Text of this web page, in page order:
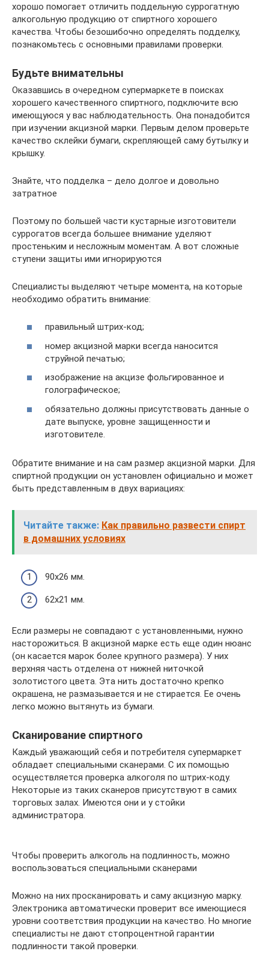
хорошо помогает отличить поддельную суррогатную
алкогольную продукцию от спиртного хорошего
качества. Чтобы безошибочно определять подделку,
познакомьтесь с основными правилами проверки.
Будьте внимательны
Оказавшись в очередном супермаркете в поисках
хорошего качественного спиртного, подключите всю
имеющуюся у вас наблюдательность. Она понадобится
при изучении акцизной марки. Первым делом проверьте
качество склейки бумаги, скрепляющей саму бутылку и
крышку.
Знайте, что подделка – дело долгое и довольно
затратное
Поэтому по большей части кустарные изготовители
суррогатов всегда большее внимание уделяют
простеньким и несложным моментам. А вот сложные
ступени защиты ими игнорируются
Специалисты выделяют четыре момента, на которые
необходимо обратить внимание:
правильный штрих-код;
номер акцизной марки всегда наносится
струйной печатью;
изображение на акцизе фольгированное и
голографическое;
обязательно должны присутствовать данные о
дате выпуске, уровне защищенности и
изготовителе.
Обратите внимание и на сам размер акцизной марки. Для
спиртной продукции он установлен официально и может
быть представленным в двух вариациях:
Читайте также: Как правильно развести спирт
в домашних условиях
90х26 мм.
62х21 мм.
Если размеры не совпадают с установленными, нужно
насторожиться. В акцизной марке есть еще один нюанс
(он касается марок более крупного размера). У них
верхняя часть отделена от нижней ниточкой
золотистого цвета. Эта нить достаточно крепко
окрашена, не размазывается и не стирается. Ее очень
легко можно вытянуть из бумаги.
Сканирование спиртного
Каждый уважающий себя и потребителя супермаркет
обладает специальными сканерами. С их помощью
осуществляется проверка алкоголя по штрих-коду.
Некоторые из таких сканеров присутствуют в самих
торговых залах. Имеются они и у стойки
администратора.
Чтобы проверить алкоголь на подлинность, можно
воспользоваться специальными сканерами
Можно на них просканировать и саму акцизную марку.
Электроника автоматически проверит все имеющиеся
уровни соответствия продукции на качество. Но многие
специалисты не дают стопроцентной гарантии
подлинности такой проверки.